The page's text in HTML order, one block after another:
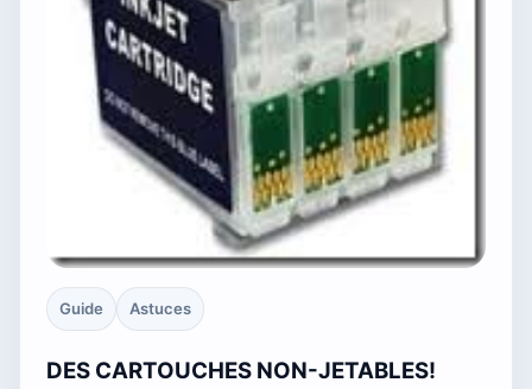
Guide Astuces
DES CARTOUCHES NON-JETABLES!